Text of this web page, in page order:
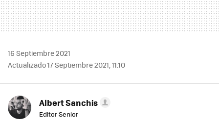
16 Septiembre 2021
Actualizado 17 Septiembre 2021, 11:10
Albert Sanchis
Editor Senior